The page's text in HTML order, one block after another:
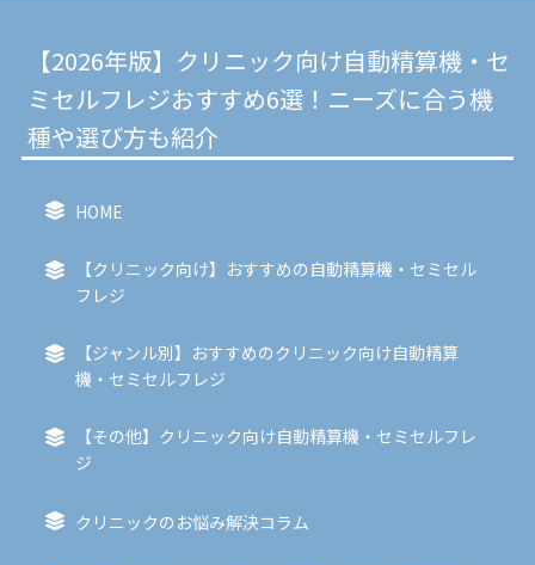
【2026年版】クリニック向け自動精算機・セ
ミセルフレジおすすめ6選！ニーズに合う機
種や選び方も紹介
HOME
【クリニック向け】おすすめの自動精算機・セミセル
フレジ
【ジャンル別】おすすめのクリニック向け自動精算
機・セミセルフレジ
【その他】クリニック向け自動精算機・セミセルフレ
ジ
クリニックのお悩み解決コラム